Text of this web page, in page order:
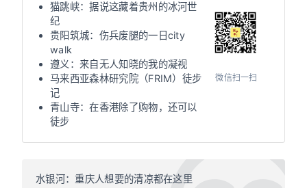
猫跳峡：据说这藏着贵州的冰河世
纪
贵阳筑城：伤兵废腿的一日city
walk
遵义：来自无人知晓的我的凝视
马来西亚森林研究院（FRIM）徒步
记
青山寺：在香港除了购物，还可以
徒步
微信扫一扫
水银河：重庆人想要的清凉都在这里